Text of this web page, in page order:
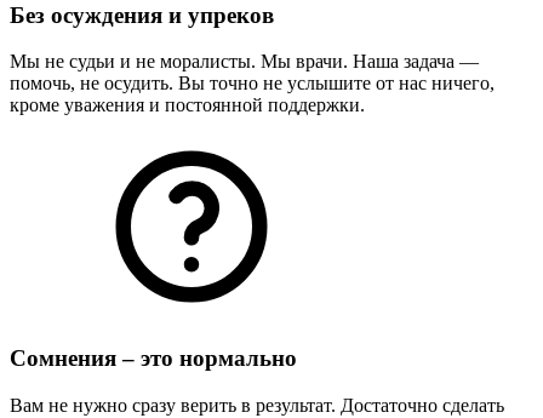
Без осуждения и упреков
Мы не судьи и не моралисты. Мы врачи. Наша задача —
помочь, не осудить. Вы точно не услышите от нас ничего,
кроме уважения и постоянной поддержки.
Сомнения – это нормально
Вам не нужно сразу верить в результат. Достаточно сделать